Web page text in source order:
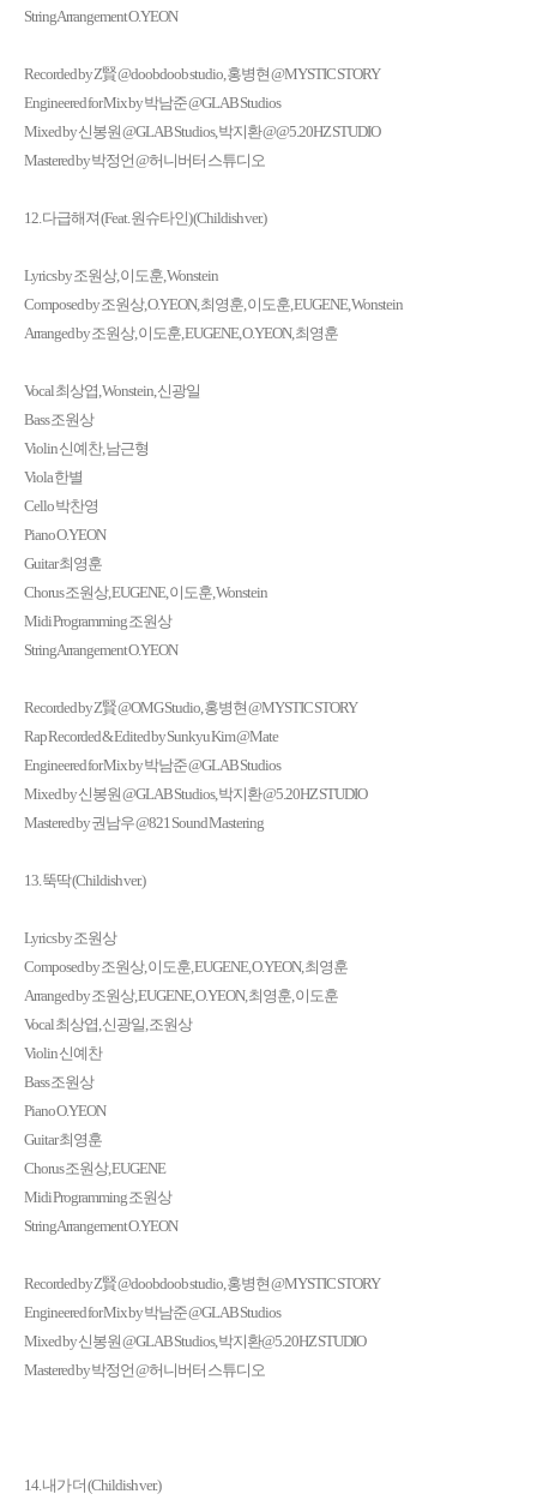
String Arrangement O.YEON
Recorded by Z賢 @doobdoob studio, 홍병현 @MYSTIC STORY
Engineered for Mix by 박남준 @GLAB Studios
Mixed by 신봉원 @GLAB Studios, 박지환 @@5.20HZ STUDIO
Mastered by 박정언 @허니버터 스튜디오
12. 다급해져 (Feat. 원슈타인) (Childish ver.)
Lyrics by 조원상, 이도훈, Wonstein
Composed by 조원상, O.YEON, 최영훈, 이도훈, EUGENE, Wonstein
Arranged by 조원상, 이도훈, EUGENE, O.YEON, 최영훈
Vocal 최상엽, Wonstein, 신광일
Bass 조원상
Violin 신예찬, 남근형
Viola 한별
Cello 박찬영
Piano O.YEON
Guitar 최영훈
Chorus 조원상, EUGENE, 이도훈, Wonstein
Midi Programming 조원상
String Arrangement O.YEON
Recorded by Z賢 @OMG Studio, 홍병현 @MYSTIC STORY
Rap Recorded & Edited by Sunkyu Kim @Mate
Engineered for Mix by 박남준 @GLAB Studios
Mixed by 신봉원 @GLAB Studios, 박지환 @5.20HZ STUDIO
Mastered by 권남우 @821 Sound Mastering
13. 뚝딱 (Childish ver.)
Lyrics by 조원상
Composed by 조원상, 이도훈, EUGENE, O.YEON, 최영훈
Arranged by 조원상, EUGENE, O.YEON, 최영훈, 이도훈
Vocal 최상엽, 신광일, 조원상
Violin 신예찬
Bass 조원상
Piano O.YEON
Guitar 최영훈
Chorus 조원상, EUGENE
Midi Programming 조원상
String Arrangement O.YEON
Recorded by Z賢 @doobdoob studio, 홍병현 @MYSTIC STORY
Engineered for Mix by 박남준 @GLAB Studios
Mixed by 신봉원 @GLAB Studios, 박지환@5.20HZ STUDIO
Mastered by 박정언 @허니버터 스튜디오
14. 내가 더 (Childish ver.)